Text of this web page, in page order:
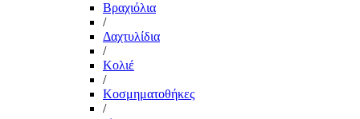
Βραχιόλια
/
Δαχτυλίδια
/
Κολιέ
/
Κοσμηματοθήκες
/